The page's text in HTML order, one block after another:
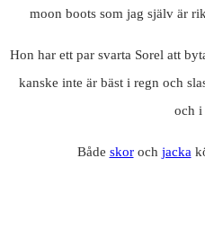
moon boots som jag själv är
Hon har ett par svarta Sorel att
kanske inte är bäst i regn och
och i
Både skoroch jacka